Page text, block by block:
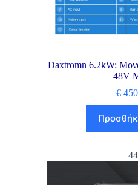
Daxtromn 6.2kW:
48V
€